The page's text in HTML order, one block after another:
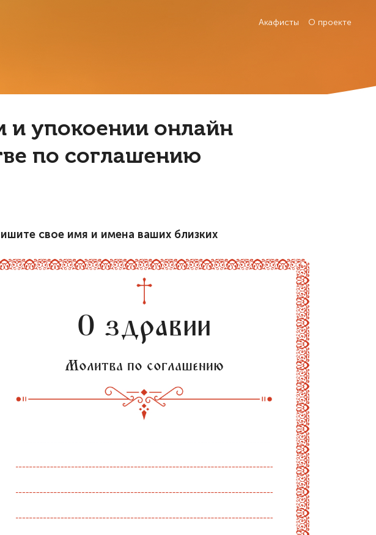
Акафисты О проекте
и упокоении онлайн
по соглашению
свое имя и имена ваших близких
О здравии
Молитва по соглашению